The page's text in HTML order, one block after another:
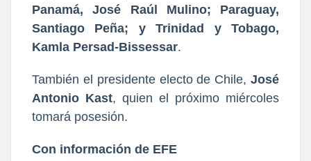
Panamá, José Raúl Mulino; Paraguay,
Santiago Peña; y Trinidad y Tobago,
Kamla Persad-Bissessar.
También el presidente electo de Chile, José
Antonio Kast, quien el próximo miércoles
tomará posesión.
Con información de EFE